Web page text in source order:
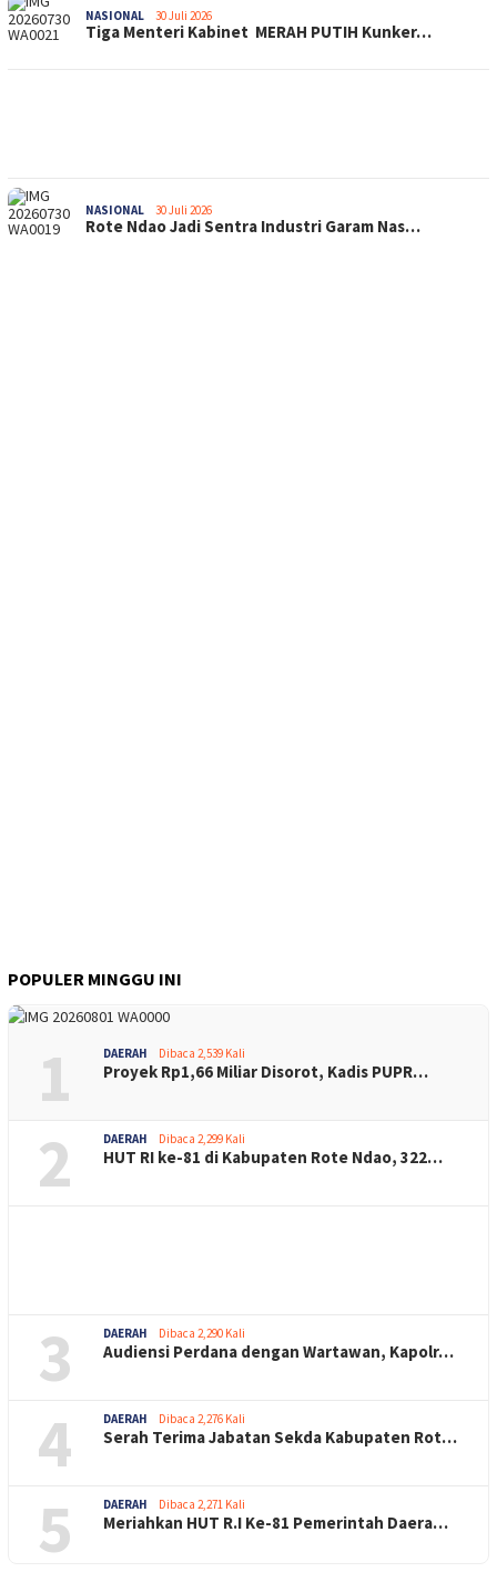
NASIONAL 30 Juli 2026
Tiga Menteri Kabinet MERAH PUTIH Kunker…
NASIONAL 30 Juli 2026
Rote Ndao Jadi Sentra Industri Garam Nas…
POPULER MINGGU INI
1 DAERAH Dibaca 2,539 Kali
Proyek Rp1,66 Miliar Disorot, Kadis PUPR…
2 DAERAH Dibaca 2,299 Kali
HUT RI ke-81 di Kabupaten Rote Ndao, 322…
3 DAERAH Dibaca 2,290 Kali
Audiensi Perdana dengan Wartawan, Kapolr…
4 DAERAH Dibaca 2,276 Kali
Serah Terima Jabatan Sekda Kabupaten Rot…
5 DAERAH Dibaca 2,271 Kali
Meriahkan HUT R.I Ke-81 Pemerintah Daera…